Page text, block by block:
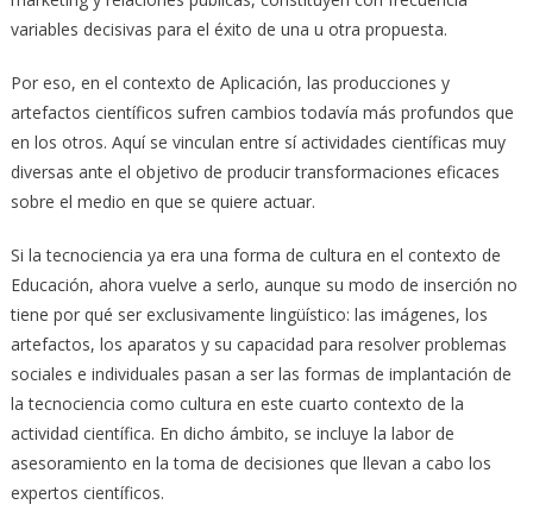
variables decisivas para el éxito de una u otra propuesta.
Por eso, en el contexto de Aplicación, las producciones y
artefactos científicos sufren cambios todavía más profundos que
en los otros. Aquí se vinculan entre sí actividades científicas muy
diversas ante el objetivo de producir transformaciones eficaces
sobre el medio en que se quiere actuar.
Si la tecnociencia ya era una forma de cultura en el contexto de
Educación, ahora vuelve a serlo, aunque su modo de inserción no
tiene por qué ser exclusivamente lingüístico: las imágenes, los
artefactos, los aparatos y su capacidad para resolver problemas
sociales e individuales pasan a ser las formas de implantación de
la tecnociencia como cultura en este cuarto contexto de la
actividad científica. En dicho ámbito, se incluye la labor de
asesoramiento en la toma de decisiones que llevan a cabo los
expertos científicos.